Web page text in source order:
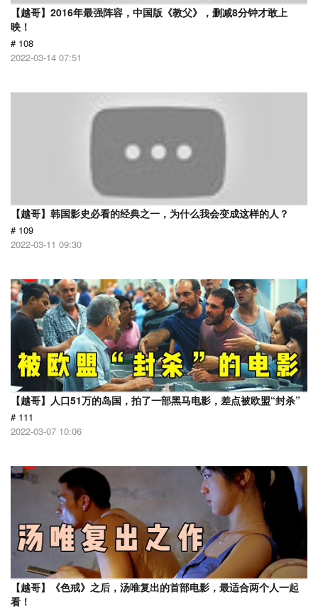
【越哥】2016年最强阵容，中国版《教父》，删减8分钟才敢上
映！
# 108
2022-03-14 07:51
【越哥】韩国影史必看的经典之一，为什么我会变成这样的人？
# 109
2022-03-11 09:30
【越哥】人口51万的岛国，拍了一部黑马电影，差点被欧盟“封杀”
# 111
2022-03-07 10:06
【越哥】《色戒》之后，汤唯复出的首部电影，最适合两个人一起
看！